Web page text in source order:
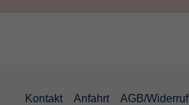
Kontakt Anfahrt AGB/Widerruf